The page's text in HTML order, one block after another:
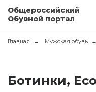
Общероссийский
Обувной портал
Главная Мужская обувь
Ботинки,